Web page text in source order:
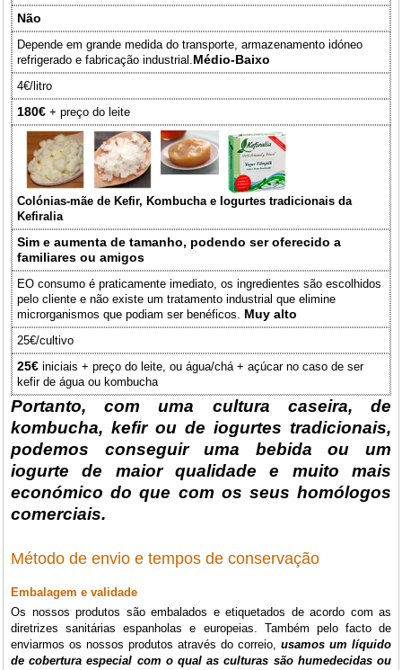
Não
Depende em grande medida do transporte, armazenamento idóneo
refrigerado e fabricação industrial. Médio-Baixo
4€/litro
180€ + preço do leite
Colónias-mãe de Kefir, Kombucha e Iogurtes tradicionais da
Kefiralia
Sim e aumenta de tamanho, podendo ser oferecido a
familiares ou amigos
EO consumo é praticamente imediato, os ingredientes são escolhidos
pelo cliente e não existe um tratamento industrial que elimine
microrganismos que podiam ser benéficos. Muy alto
25€/cultivo
25€ iniciais + preço do leite, ou água/chá + açúcar no caso de ser
kefir de água ou kombucha
Portanto, com uma cultura caseira, de
kombucha, kefir ou de iogurtes tradicionais,
podemos conseguir uma bebida ou um
iogurte de maior qualidade e muito mais
económico do que com os seus homólogos
comerciais.
Método de envio e tempos de conservação
Embalagem e validade
Os nossos produtos são embalados e etiquetados de acordo com as
diretrizes sanitárias espanholas e europeias. Também pelo facto de
enviarmos os nossos produtos através do correio, usamos um líquido
de cobertura especial com o qual as culturas são humedecidas ou